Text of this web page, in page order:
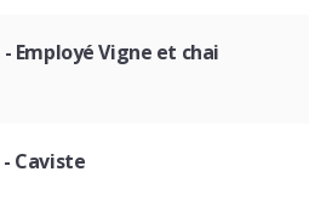
- Employé Vigne et chai
- Caviste